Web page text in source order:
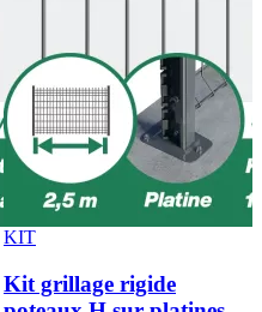
KIT
Kit grillage rigide